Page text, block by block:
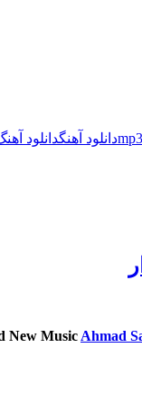
دانلود آهنگدانلود
New Music Ahmad